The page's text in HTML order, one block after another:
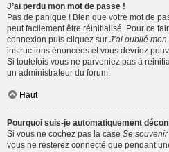
J’ai perdu mon mot de passe !
Pas de panique ! Bien que votre mot de
peut facilement être réinitialisé. Pour ce
connexion puis cliquez sur J’ai oublié
instructions énoncées et vous devriez
Si toutefois vous ne parveniez pas à
un administrateur du forum.
Haut
Pourquoi suis-je automatiquement
Si vous ne cochez pas la case Se
vous ne resterez connecté que pendant